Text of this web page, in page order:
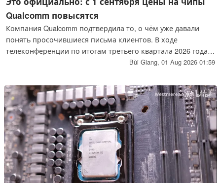
Qualcomm повысятся
Компания Qualcomm подтвердила то, о чём уже давали
понять просочившиеся письма клиентов. В ходе
телеконференции по итогам третьего квартала 2026 года
генеральный директор Криштиану Амон прямо затронул
этот шаг с более общим давлением со стороны затрат,
наблюдаемым во всей отрасли.
Bùi Giang, 01 Aug 2026 01:59